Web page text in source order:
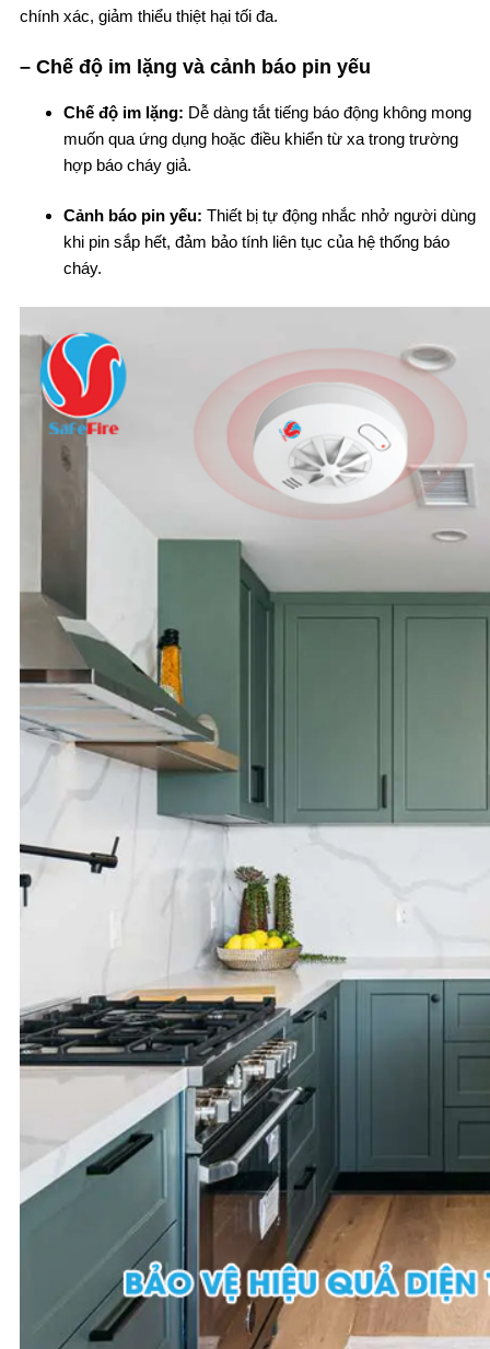
chính xác, giảm thiểu thiệt hại tối đa.
– Chế độ im lặng và cảnh báo pin yếu
Chế độ im lặng: Dễ dàng tắt tiếng báo động không mong
muốn qua ứng dụng hoặc điều khiển từ xa trong trường
hợp báo cháy giả.
Cảnh báo pin yếu: Thiết bị tự động nhắc nhở người dùng
khi pin sắp hết, đảm bảo tính liên tục của hệ thống báo
cháy.